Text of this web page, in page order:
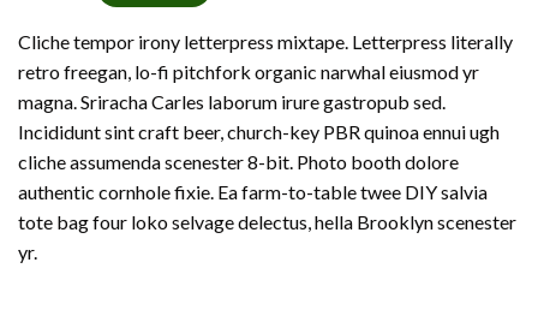
Cliche tempor irony letterpress mixtape. Letterpress literally
retro freegan, lo-fi pitchfork organic narwhal eiusmod yr
magna. Sriracha Carles laborum irure gastropub sed.
Incididunt sint craft beer, church-key PBR quinoa ennui ugh
cliche assumenda scenester 8-bit. Photo booth dolore
authentic cornhole fixie. Ea farm-to-table twee DIY salvia
tote bag four loko selvage delectus, hella Brooklyn scenester
yr.